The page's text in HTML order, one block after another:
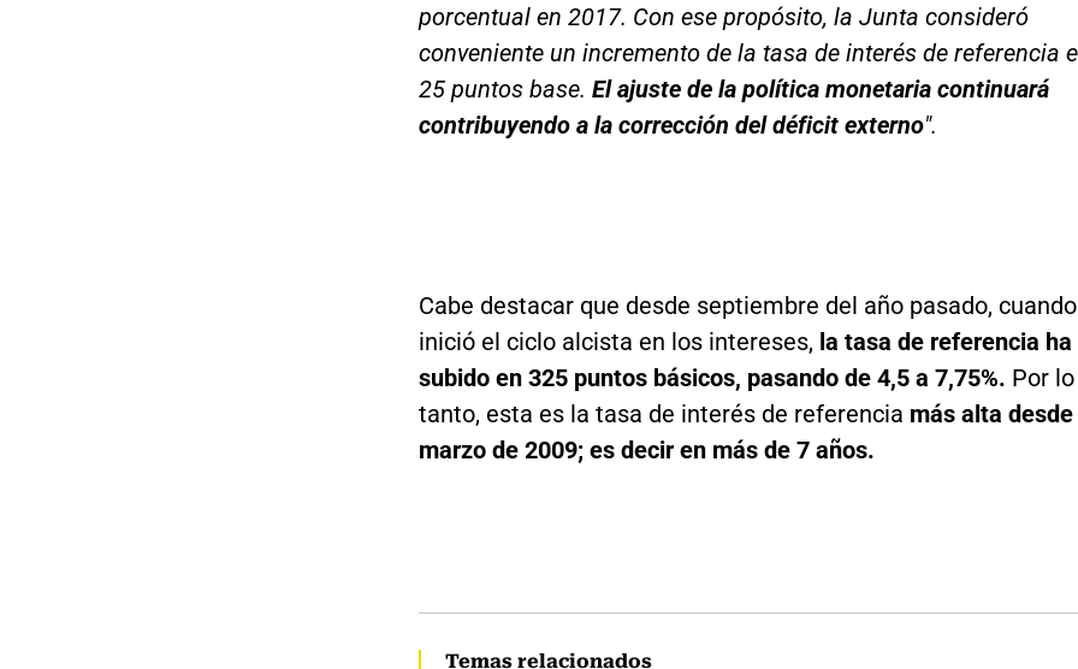
porcentual en 2017. Con ese propósito, la Junta consideró
conveniente un incremento de la tasa de interés de referencia
25 puntos base. El ajuste de la política monetaria continuará
contribuyendo a la corrección del déficit externo".
Cabe destacar que desde septiembre del año pasado, cuando
inició el ciclo alcista en los intereses, la tasa de referencia ha
subido en 325 puntos básicos, pasando de 4,5 a 7,75%. Por lo
tanto, esta es la tasa de interés de referencia más alta desde
marzo de 2009; es decir en más de 7 años.
Temas relacionados